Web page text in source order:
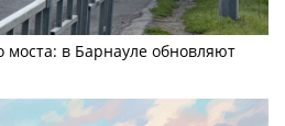
моста: в Барнауле обновляют